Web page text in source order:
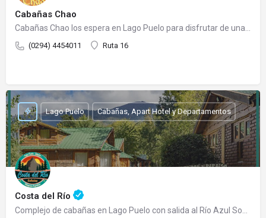
Cabañas Chao
(0294) 4454011 Ruta 16
Costa del Río
Lago Puelo Cabañas, Apart Hotel y Departamentos